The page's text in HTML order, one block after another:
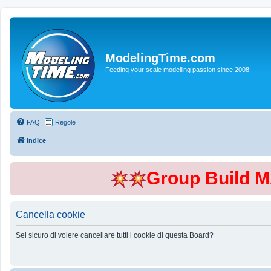
ModelingTime.com
Feeding your scale modelling passion since 2008!
FAQ Regole
Indice
Group Build
Cancella cookie
Sei sicuro di volere cancellare tutti i cookie di questa Board?